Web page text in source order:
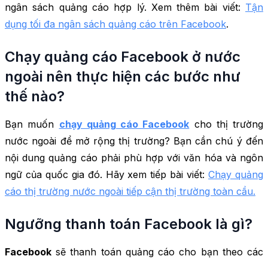
ngân sách quảng cáo hợp lý. Xem thêm bài viết: Tận
dụng tối đa ngân sách quảng cáo trên Facebook.
Chạy quảng cáo Facebook ở nước
ngoài nên thực hiện các bước như
thế nào?
Bạn muốn chạy quảng cáo Facebook cho thị trường
nước ngoài để mở rộng thị trường? Bạn cần chú ý đến
nội dung quảng cáo phải phù hợp với văn hóa và ngôn
ngữ của quốc gia đó. Hãy xem tiếp bài viết:Chạy quảng
cáo thị trường nước ngoài tiếp cận thị trường toàn cầu.
Ngưỡng thanh toán Facebook là gì?
Facebook sẽ thanh toán quảng cáo cho bạn theo các